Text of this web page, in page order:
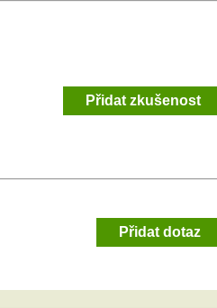
Přidat zkušenost
Přidat dotaz